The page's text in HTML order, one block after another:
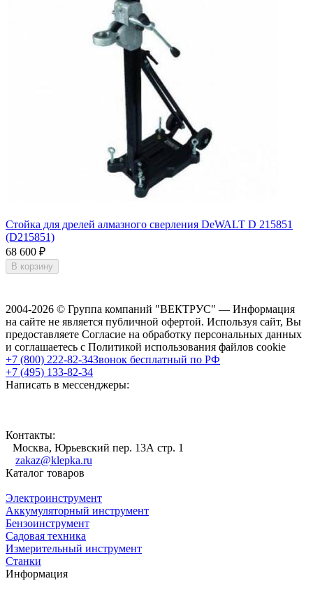
Стойка для дрелей алмазного сверления DeWALT D 215851
(D215851)
68 600 ₽
В корзину
2004-2026 © Группа компаний "ВЕКТРУС" — Информация
на сайте не является публичной офертой. Используя сайт, Вы
предоставляете Согласие на обработку персональных данных
и соглашаетесь с Политикой использования файлов cookie
+7 (800) 222-82-34Звонок бесплатный по РФ
+7 (495) 133-82-34
Написать в мессенджеры:
Контакты:
Москва, Юрьевский пер. 13А стр. 1
zakaz@klepka.ru
Каталог товаров
Электроинструмент
Аккумуляторный инструмент
Бензоинструмент
Садовая техника
Измерительный инструмент
Станки
Информация